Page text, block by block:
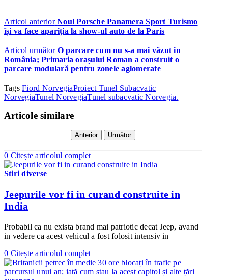
Articol anterior Noul Porsche Panamera Sport Turismo
își va face apariția la show-ul auto de la Paris
Articol următor O parcare cum nu s-a mai văzut in
România; Primaria orașului Roman a construit o
parcare modulară pentru zonele aglomerate
Tags Fiord NorvegiaProiect Tunel Subacvatic
NorvegiaTunel NorvegiaTunel subacvatic Norvegia.
Articole similare
Anterior Următor
0 Citește articolul complet
Stiri diverse
Jeepurile vor fi in curand construite in
India
Probabil ca nu exista brand mai patriotic decat Jeep, avand
in vedere ca acest vehicul a fost folosit intensiv in
0 Citește articolul complet